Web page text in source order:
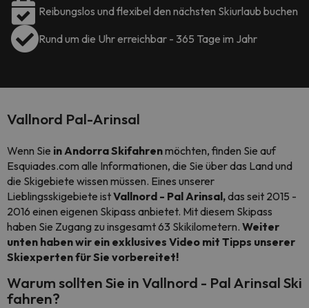
Reibungslos und flexibel den nächsten Skiurlaub buchen
Rund um die Uhr erreichbar - 365 Tage im Jahr
Vallnord Pal-Arinsal
Wenn Sie in Andorra Skifahrenmöchten, finden Sie auf
Esquiades.com alle Informationen, die Sie über das Land und
die Skigebiete wissen müssen. Eines unserer
Lieblingsskigebiete istVallnord - Pal Arinsal,das seit 2015 -
2016 einen eigenen Skipass anbietet. Mit diesem Skipass
haben Sie Zugang zu insgesamt 63 Skikilometern. Weiter
unten haben wir ein exklusives Video mit Tipps unserer
Skiexperten für Sie vorbereitet!
Warum sollten Sie in Vallnord - Pal Arinsal Ski
fahren?